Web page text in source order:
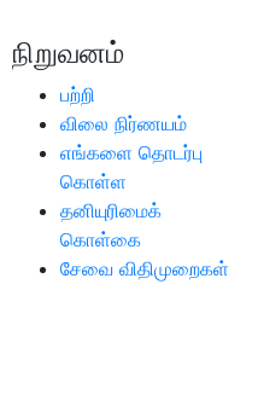
நிறுவனம்
பற்றி
விலை நிர்ணயம்
எங்களை தொடர்பு
கொள்ள
தனியுரிமைக்
கொள்கை
சேவை விதிமுறைகள்